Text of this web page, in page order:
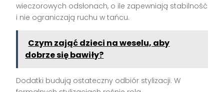
wieczorowych odsłonach, o ile zapewniają stabilność
i nie ograniczają ruchu w tańcu.
Czym zająć dzieci na weselu, aby
dobrze się bawiły?
Dodatki budują ostateczny odbiór stylizacji. W